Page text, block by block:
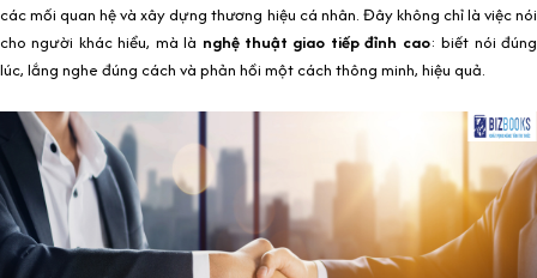
các mối quan hệ và xây dựng thương hiệu cá nhân. Đây không chỉ là việc nói
cho người khác hiểu, mà là nghệ thuật giao tiếp đỉnh cao: biết nói đúng
lúc, lắng nghe đúng cách và phản hồi một cách thông minh, hiệu quả.